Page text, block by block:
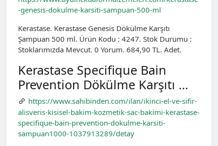
-genesis-dokulme-karsiti-sampuan-500-ml
Kerastase. Kerastase Genesis Dökülme Karşıtı
Şampuan 500 ml. Ürün Kodu : 4247. Stok Durumu :
Stoklarımızda Mevcut. 0 Yorum. 684,90 TL. Adet.
Kerastase Specifique Bain
Prevention Dökülme Karşıtı …
https://www.sahibinden.com/ilan/ikinci-el-ve-sifir-
alisveris-kisisel-bakim-kozmetik-sac-bakimi-kerastase-
specifique-bain-prevention-dokulme-karsiti-
sampuan1000-1037913289/detay